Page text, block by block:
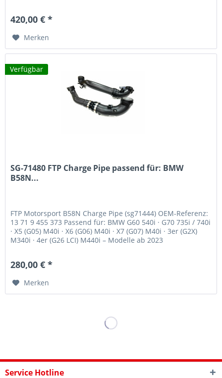
420,00 € *
Merken
Verfügbar
SG-71480 FTP Charge Pipe passend für: BMW
B58N...
FTP Motorsport B58N Charge Pipe (sg71444) OEM-Referenz:
13 71 9 455 373 Passend für: BMW G60 540i · G70 735i / 740i
· X5 (G05) M40i · X6 (G06) M40i · X7 (G07) M40i · 3er (G2X)
M340i · 4er (G26 LCI) M440i – Modelle ab 2023
280,00 € *
Merken
Service Hotline